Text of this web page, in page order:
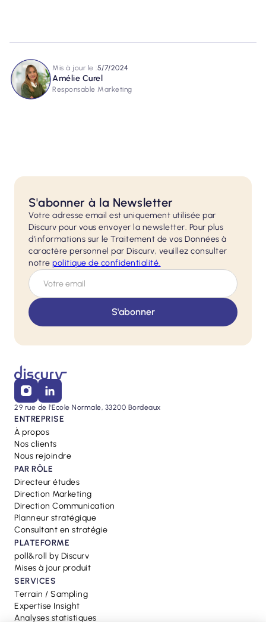
Mis à jour le :5/7/2024
Amélie Curel
Responsable Marketing
S'abonner à la Newsletter
Votre adresse email est uniquement utilisée par
Discurv pour vous envoyer la newsletter. Pour plus
d’informations sur le Traitement de vos Données à
caractère personnel par Discurv, veuillez consulter
notre politique de confidentialité.
29 rue de l'Ecole Normale, 33200 Bordeaux
ENTREPRISE
À propos
Nos clients
Nous rejoindre
PAR RÔLE
Directeur études
Direction Marketing
Direction Communication
Planneur stratégique
Consultant en stratégie
PLATEFORME
poll&roll by Discurv
Mises à jour produit
SERVICES
Terrain / Sampling
Expertise Insight
Analyses statistiques